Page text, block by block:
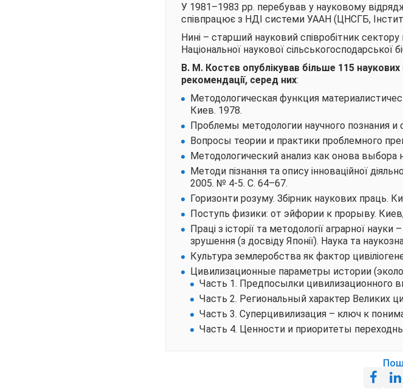
У 1981–1983 рр. перебував у науковому
співпрацює з НДІ системи УААН (ЦНСГБ,
Нині – старший науковий співробітник сектору
Національної наукової сільськогосподарської
В. М. Костєв опублікував більше 115
рекомендації, серед них:
Методологическая функция
Киев. 1978.
Проблемы методологии научного познания и
Вопросы теории и практики проблемного
Методологический анализ как онова выбора
Методи пізнання та опису інноваційної
2005. № 4-5. С. 64–67.
Горизонти розуму. Збірник наукових праць.
Поступь физики: от эйфории к прорыву.
Праці з історії та методології аграрної
зрушення (з досвіду Японії). Наука та
Культура землеробства як фактор
Цивилизационные параметры истории
Часть 1. Предпосылки цивилизационного
Часть 2. Региональный характер Великих
Часть 3. Суперцивилизация – ключ к
Часть 4. Ценности и приоритеты